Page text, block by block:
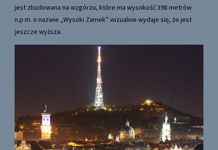
jest zbudowana na wzgórzu, które ma wysokość 398 metrów
n.p.m. o nazwie „Wysoki Zamek” wizualnie wydaje się, że jest
jeszcze wyższa.